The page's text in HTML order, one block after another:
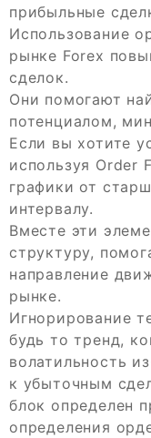
прибыльные
Использование
рынке Forex
сделок.
Они помогают
потенциалом,
Если вы хотите
используя Order
графики от
интервалу.
Вместе эти
структуру,
направление
рынке.
Игнорирование
будь то тренд,
волатильность
к убыточным
блок определен
определения